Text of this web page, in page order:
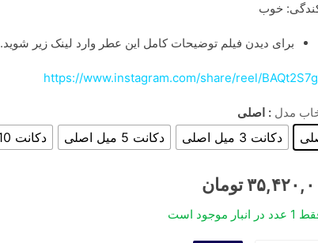
خوب
برای دیدن فیلم توضیحات کامل این عطر وارد لینک زیر شوید.
https://www.instagram.com/share/reel/
مدل : اصلی
دکانت 3 میل اصلی دکانت 5 میل اصلی دکانت 10 میل اصلی
تومان
در انبار موجود است